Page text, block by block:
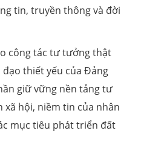
tin, truyền thông và đời
công tác tư tưởng thật
thiết yếu của Đảng
giữ vững nền tảng tư
hội, niềm tin của nhân
mục tiêu phát triển đất